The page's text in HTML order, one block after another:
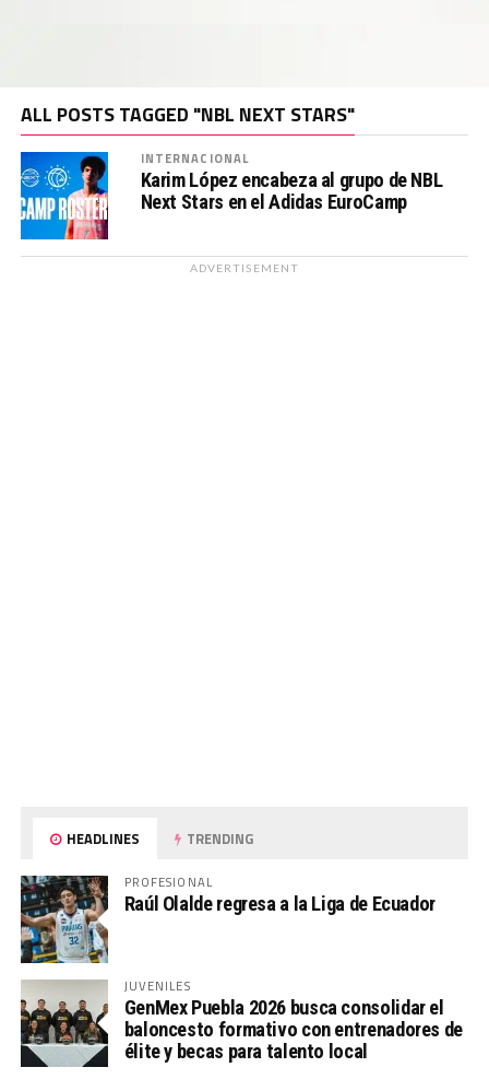
ALL POSTS TAGGED "NBL NEXT STARS"
INTERNACIONAL
Karim López encabeza al grupo de NBL
Next Stars en el Adidas EuroCamp
ADVERTISEMENT
HEADLINES TRENDING
PROFESIONAL
Raúl Olalde regresa a la Liga de Ecuador
JUVENILES
GenMex Puebla 2026 busca consolidar el
baloncesto formativo con entrenadores de
élite y becas para talento local